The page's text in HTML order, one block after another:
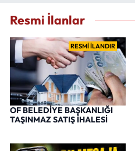
Resmi İlanlar
RESMİ İLANDIR
OF BELEDİYE BAŞKANLIĞI
TAŞINMAZ SATIŞ İHALESİ